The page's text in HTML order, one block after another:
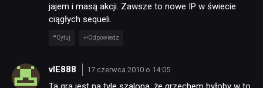
jajem i masą akcji. Zawsze to nowe IP w świecie
ciągłych sequeli.
Cytuj Odpowiedz
vIE888 17 czerwca 2010 o 14:05